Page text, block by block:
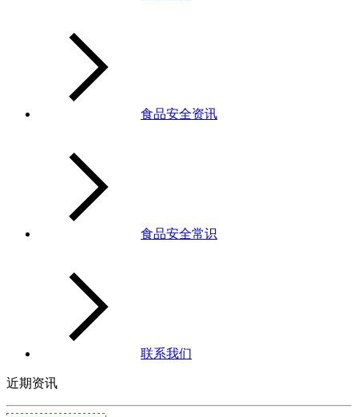
食品安全资讯
食品安全常识
联系我们
近期资讯